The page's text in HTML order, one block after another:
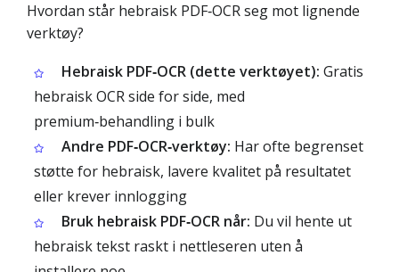
Hvordan står hebraisk PDF‑OCR seg mot lignende
verktøy?
Hebraisk PDF‑OCR (dette verktøyet): Gratis
hebraisk OCR side for side, med
premium‑behandling i bulk
Andre PDF‑OCR‑verktøy: Har ofte begrenset
støtte for hebraisk, lavere kvalitet på resultatet
eller krever innlogging
Bruk hebraisk PDF‑OCR når: Du vil hente ut
hebraisk tekst raskt i nettleseren uten å